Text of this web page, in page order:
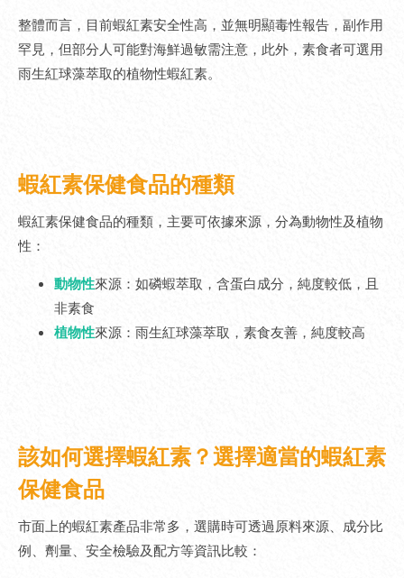
整體而言，目前蝦紅素安全性高，並無明顯毒性報告，副作用
罕見，但部分人可能對海鮮過敏需注意，此外，素食者可選用
雨生紅球藻萃取的植物性蝦紅素。
蝦紅素保健食品的種類
蝦紅素保健食品的種類，主要可依據來源，分為動物性及植物
性：
動物性來源：如磷蝦萃取，含蛋白成分，純度較低，且
非素食
植物性來源：雨生紅球藻萃取，素食友善，純度較高
該如何選擇蝦紅素？選擇適當的蝦紅素
保健食品
市面上的蝦紅素產品非常多，選購時可透過原料來源、成分比
例、劑量、安全檢驗及配方等資訊比較：